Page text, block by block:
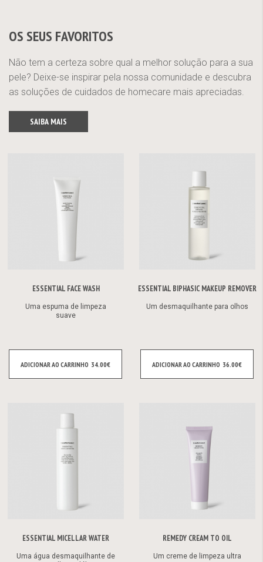
OS SEUS FAVORITOS
Não tem a certeza sobre qual a melhor solução para a sua
pele? Deixe-se inspirar pela nossa comunidade e descubra
as soluções de cuidados de homecare mais apreciadas.
SAIBA MAIS
ESSENTIAL FACE WASH
Uma espuma de limpeza
suave
34.00€
ESSENTIAL BIPHASIC MAKEUP REMOVER
Um desmaquilhante para olhos
36.00€
ESSENTIAL MICELLAR WATER
Uma água desmaquilhante de
REMEDY CREAM TO OIL
Um creme de limpeza ultra